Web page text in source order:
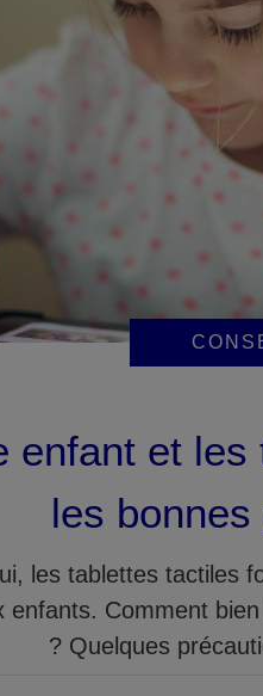
enfant et
les
les tablettes tactiles
enfants. Comment
? Quelques